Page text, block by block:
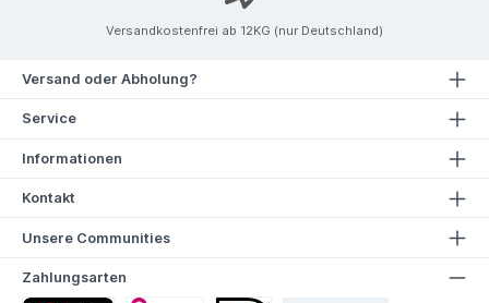
Versandkostenfrei ab 12KG (nur Deutschland)
Versand oder Abholung?
Service
Informationen
Kontakt
Unsere Communities
Zahlungsarten